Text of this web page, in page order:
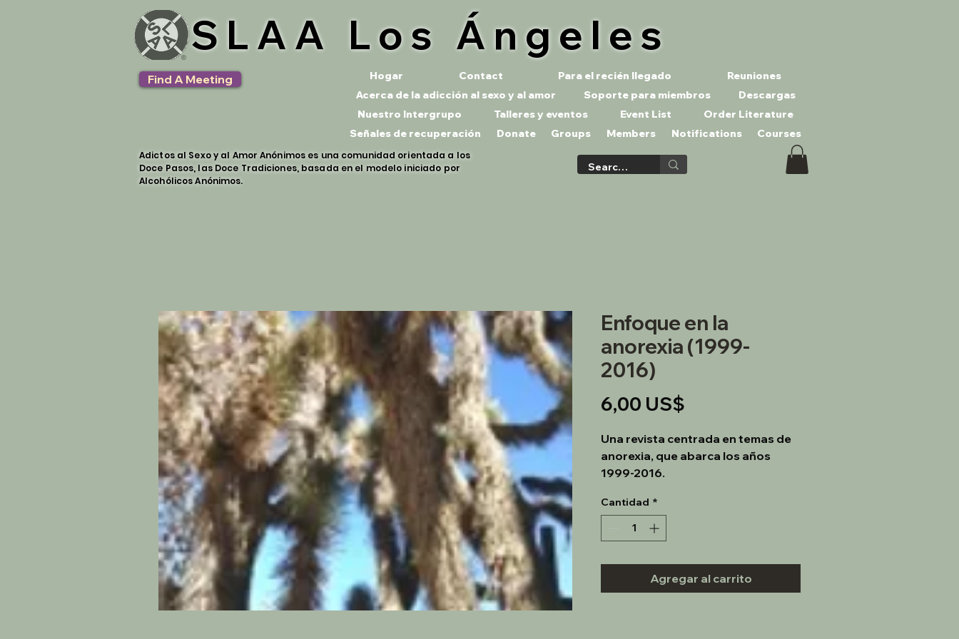
SLAA Los Ángeles
Find A Meeting Hogar Contact Para el recién llegado
Reuniones
Acerca de la adicción al sexo y al amor
Soporte para miembros
Descargas
Nuestro Intergrupo
Talleres y eventos Event List
Order Literature
Señales de recuperación
Donate Groups Members Notifications Courses
Adictos al Sexo y al Amor Anónimos es una comunidad orientada a los
Doce Pasos, las Doce Tradiciones, basada en el modelo iniciado por
Alcohólicos Anónimos.
Enfoque en la
anorexia (1999-
2016)
6,00 US$
Una revista centrada en temas de
anorexia, que abarca los años
1999-2016.
Cantidad *
Agregar al carrito